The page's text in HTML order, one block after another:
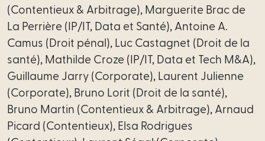
(Contentieux & Arbitrage), Marguerite Brac de
La Perrière (IP/IT, Data et Santé), Antoine A.
Camus (Droit pénal), Luc Castagnet (Droit de la
santé), Mathilde Croze (IP/IT, Data et Tech M&A),
Guillaume Jarry (Corporate), Laurent Julienne
(Corporate), Bruno Lorit (Droit de la santé),
Bruno Martin (Contentieux & Arbitrage), Arnaud
Picard (Contentieux), Elsa Rodrigues